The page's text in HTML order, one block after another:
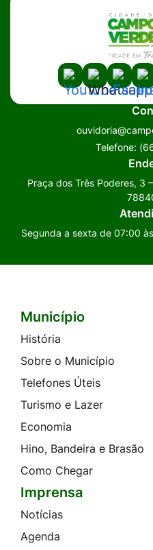
Acessar
a
Social
Acessar
a
Social
Whatsapp
a
Rede
Social
a
Telefone:
Praça dos Três Poderes, 3
Segunda a sexta de 07:00
Seção do Rodapé e
Município
História
Sobre o Município
Telefones Úteis
Turismo e Lazer
Economia
Hino, Bandeira e Brasão
Como Chegar
Imprensa
Notícias
Agenda